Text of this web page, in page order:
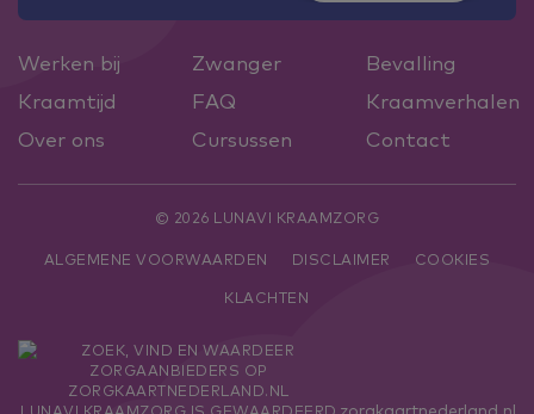
Werken bij Zwanger
Bevalling
Kraamtijd
FAQ
Kraamverhalen
Over ons
Cursussen Contact
© 2026 LUNAVI KRAAMZORG
ALGEMENE VOORWAARDEN DISCLAIMER
COOKIES
KLACHTEN
LUNAVI KRAAMZORG IS GEWAARDEERD